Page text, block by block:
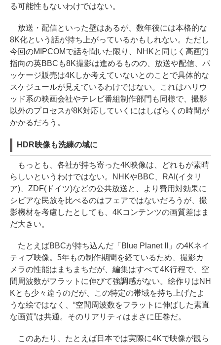
る可能性もないわけではない。
放送・配信といった壁はあるが、数年後には本格的な
8K化という話が持ち上がっているかもしれない。ただし
今回のMIPCOMで話を聞いた限り、NHKと同じく高画質
指向の英BBCも8K撮影は進めるものの、放送や配信、パ
ッケージ販売は4Kしか考えていないとのことで具体的な
スケジュールが見えているわけではない。これはハリウ
ッド系の映画会社やテレビ番組制作部門も同様で、撮影
以外のプロセスが8K対応していくにはしばらくの時間が
かかるだろう。
HDR映像も洗練の域に
もっとも、各社が持ち寄った4K映像は、どれもが素晴
らしいというわけではない。NHKやBBC、RAI(イタリ
ア)、ZDF(ドイツ)などの公共放送と、より費用対効果に
シビアな民放を比べるのはフェアではないだろうが、撮
影機材を考慮したとしても、4Kコンテンツの画質差はま
だ大きい。
たとえばBBCが持ち込んだ「Blue Planet II」の4Kネイ
ティブ映像。5年もの制作期間を経ているため、撮影カ
メラの性能はまちまちだが、編集はすべて4K行程で、空
間周波数がフラットに伸びて強調感がない。絵作りはNH
Kとも少々違うのだが、この特定の帯域を持ち上げたよ
うな絵ではなく、“空間周波数をフラットに伸ばした素直
な画質”は共通。そのリアリティはまさに圧巻だ。
このあたり、たとえば日本では実際に4Kで映像が観ら